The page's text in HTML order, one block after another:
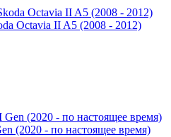
Octavia II A5 (2008 - 2012)
(2020 - по настоящее время)